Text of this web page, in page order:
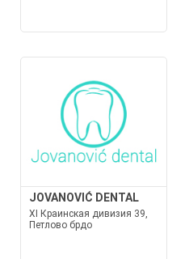
JOVANOVIĆ DENTAL
XI Краинская дивизия 39,
Петлово брдо